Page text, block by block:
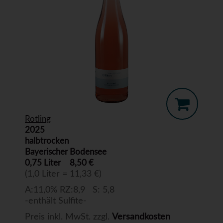
Rotling
2025
halbtrocken
Bayerischer Bodensee
0,75 Liter
8,50 €
(1,0 Liter = 11,33 €)
A:11,0% RZ:8,9 S: 5,8
-enthält Sulfite-
Preis inkl. MwSt. zzgl. Versandkosten